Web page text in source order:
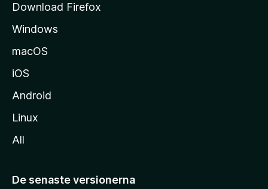
a
Download Firefox
Windows
macOS
iOS
Android
Linux
All
De senaste versionerna